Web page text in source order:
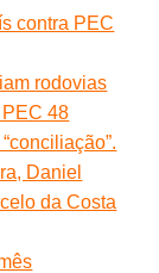
contra PEC
rodovias
48
Daniel
da Costa